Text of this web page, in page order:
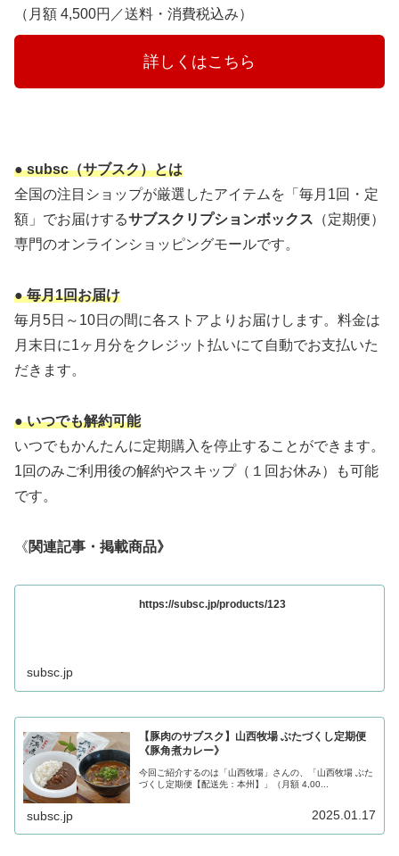
（月額 4,500円／送料・消費税込み）
詳しくはこちら
● subsc（サブスク）とは
全国の注目ショップが厳選したアイテムを「毎月1回・定
額」でお届けするサブスクリプションボックス （定期便）
専門のオンラインショッピングモールです。
● 毎月1回お届け
毎月5日～10日の間に各ストアよりお届けします。料金は
月末日に1ヶ月分をクレジット払いにて自動でお支払いた
だきます。
● いつでも解約可能
いつでもかんたんに定期購入を停止することができます。
1回のみご利用後の解約やスキップ（１回お休み）も可能
です。
《関連記事・掲載商品》
https://subsc.jp/products/123
subsc.jp
【豚肉のサブスク】山西牧場 ぶたづくし定期便
《豚角煮カレー》
今回ご紹介するのは「山西牧場」さんの、「山西牧場 ぶた
づくし定期便【配送先：本州】」（月額 4,00...
subsc.jp 2025.01.17